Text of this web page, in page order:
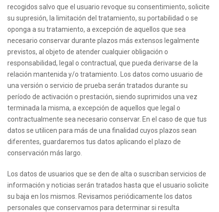
recogidos salvo que el usuario revoque su consentimiento, solicite
su supresión, la limitación del tratamiento, su portabilidad o se
oponga a su tratamiento, a excepción de aquellos que sea
necesario conservar durante plazos más extensos legalmente
previstos, al objeto de atender cualquier obligación o
responsabilidad, legal o contractual, que pueda derivarse de la
relación mantenida y/o tratamiento. Los datos como usuario de
una versión o servicio de prueba serán tratados durante su
período de activación o prestación, siendo suprimidos una vez
terminada la misma, a excepción de aquellos que legal o
contractualmente sea necesario conservar. En el caso de que tus
datos se utilicen para más de una finalidad cuyos plazos sean
diferentes, guardaremos tus datos aplicando el plazo de
conservación más largo.
Los datos de usuarios que se den de alta o suscriban servicios de
información y noticias serán tratados hasta que el usuario solicite
su baja en los mismos. Revisamos periódicamente los datos
personales que conservamos para determinar si resulta